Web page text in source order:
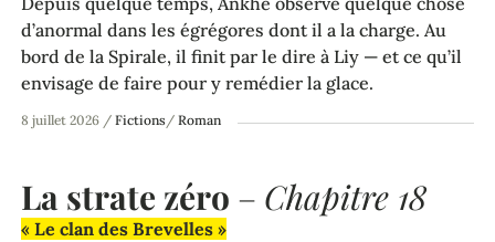
8 juillet 2026 / Fictions/ Roman
d’anormal dans les égrégores dont il a la charge. Au
bord de la Spirale, il finit par le dire à Liy — et ce qu’il
envisage de faire pour y remédier la glace.
La strate zéro – Chapitre 18
« Le clan des Brevelles »